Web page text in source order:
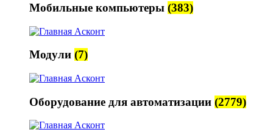
Мобильные компьютеры (383)
Модули (7)
Оборудование для автоматизации (2779)